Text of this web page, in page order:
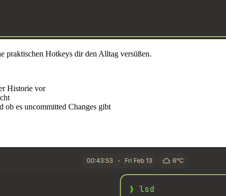
praktischen Hotkeys dir den Alltag versüßen.
Historie vor
ob es uncommitted Changes gibt